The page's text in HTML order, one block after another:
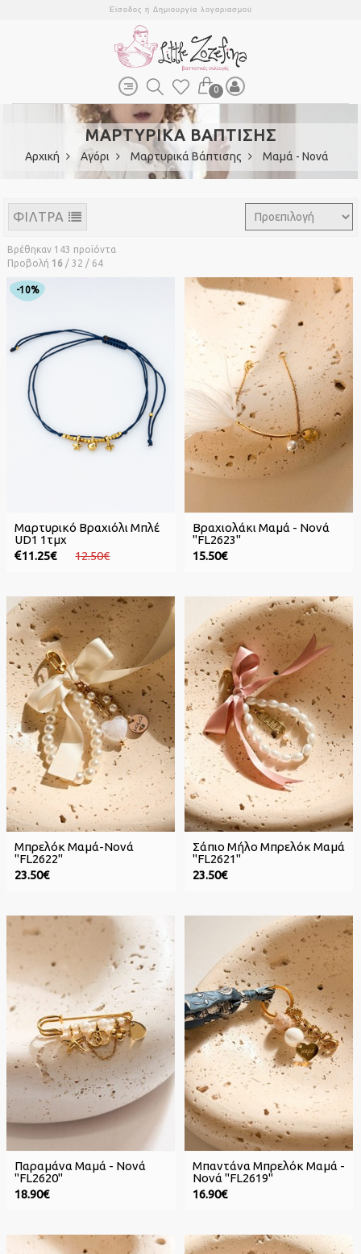
Είσοδος ή Δημιουργία λογαριασμού
0
ΜΑΡΤΥΡΙΚΑ ΒΑΠΤΙΣΗΣ
Αρχική Αγόρι Μαρτυρικά Βάπτισης Μαμά - Νονά
ΦΙΛΤΡΑ
Βρέθηκαν 143 προϊόντα
Προβολή 16 / 32 / 64
-10%
Μαρτυρικό Βραχιόλι Μπλέ
UD1 1τμχ
11.25€
12.50€
Βραχιολάκι Μαμά - Νονά
"FL2623"
15.50€
Μπρελόκ Μαμά-Νονά
"FL2622"
23.50€
Σάπιο Μήλο Μπρελόκ Μαμά
"FL2621"
23.50€
Παραμάνα Μαμά - Νονά
"FL2620"
18.90€
Μπαντάνα Μπρελόκ Μαμά -
Νονά "FL2619"
16.90€